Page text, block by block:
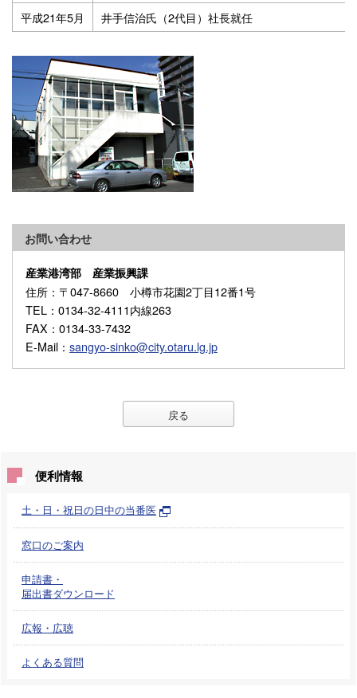
平成21年5月 井手信治氏（2代目）社長就任
お問い合わせ
産業港湾部 産業振興課
住所 ：〒047-8660 小樽市花園2丁目12番1号
TEL ：0134-32-4111内線263
FAX ：0134-33-7432
E-Mail ： sangyo-sinko@city.otaru.lg.jp
戻る
便利情報
土・日・祝日の日中の当番医
窓口のご案内
申請書・
届出書ダウンロード
広報・広聴
よくある質問